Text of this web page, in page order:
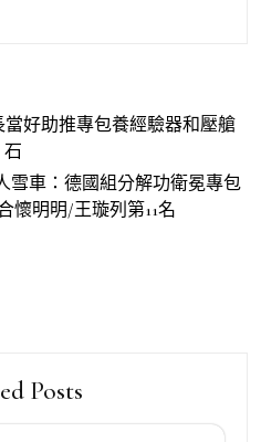
好助推專包養經驗器和壓艙
石
雪車：德國組分解功衛冕專包
懷明明/王璇列第11名
Posts